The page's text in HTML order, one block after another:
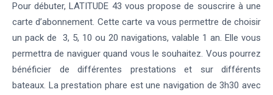
Pour débuter, LATITUDE 43 vous propose de souscrire à une
carte d’abonnement. Cette carte va vous permettre de choisir
un pack de 3, 5, 10 ou 20 navigations, valable 1 an. Elle vous
permettra de naviguer quand vous le souhaitez. Vous pourrez
bénéficier de différentes prestations et sur différents
bateaux. La prestation phare est une navigation de 3h30 avec